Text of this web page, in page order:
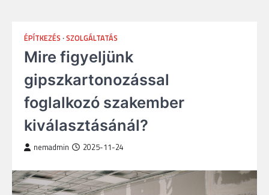
ÉPÍTKEZÉS SZOLGÁLTATÁS
Mire figyeljünk
gipszkartonozással
foglalkozó szakember
kiválasztásánál?
nemadmin 2025-11-24